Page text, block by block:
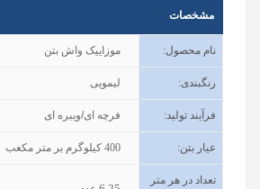
مشخصات
نام محصول: موزاییک واش بتن
رنگبندی: لیمویی
فرآیند تولید: فرچه ای/ویبره ای
عیار بتن:
400 کیلوگرم بر متر مکعب
تعداد در هر متر